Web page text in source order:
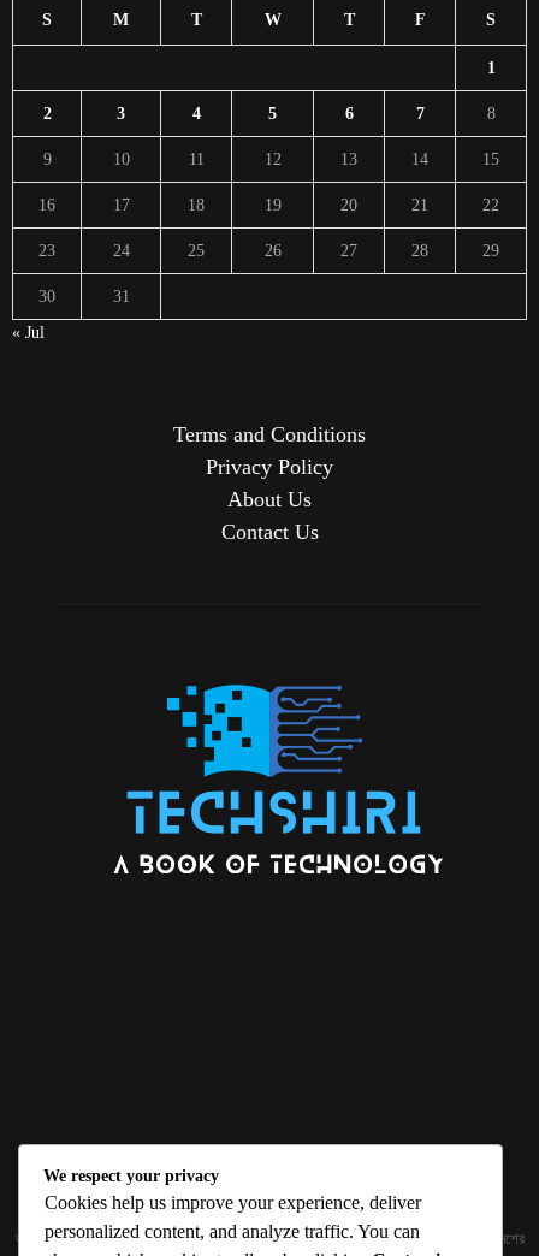
S M T W T F S
1
2 3 4 5 6 7 8
9 10 11 12 13 14 15
16 17 18 19 20 21 22
23 24 25 26 27 28 29
30
31
« Jul
Terms and Conditions
Privacy Policy
About Us
Contact Us
ABOUT US
জ্ঞান বিজ্ঞানের উৎকর্ষ আমাদের প্রভাবিত করে। আলোকিত করে। সেই আলো কে ধারণ কর দেশ ও বিদেশের
We respect your privacy
Cookies help us improve your experience, deliver
personalized content, and analyze traffic. You can